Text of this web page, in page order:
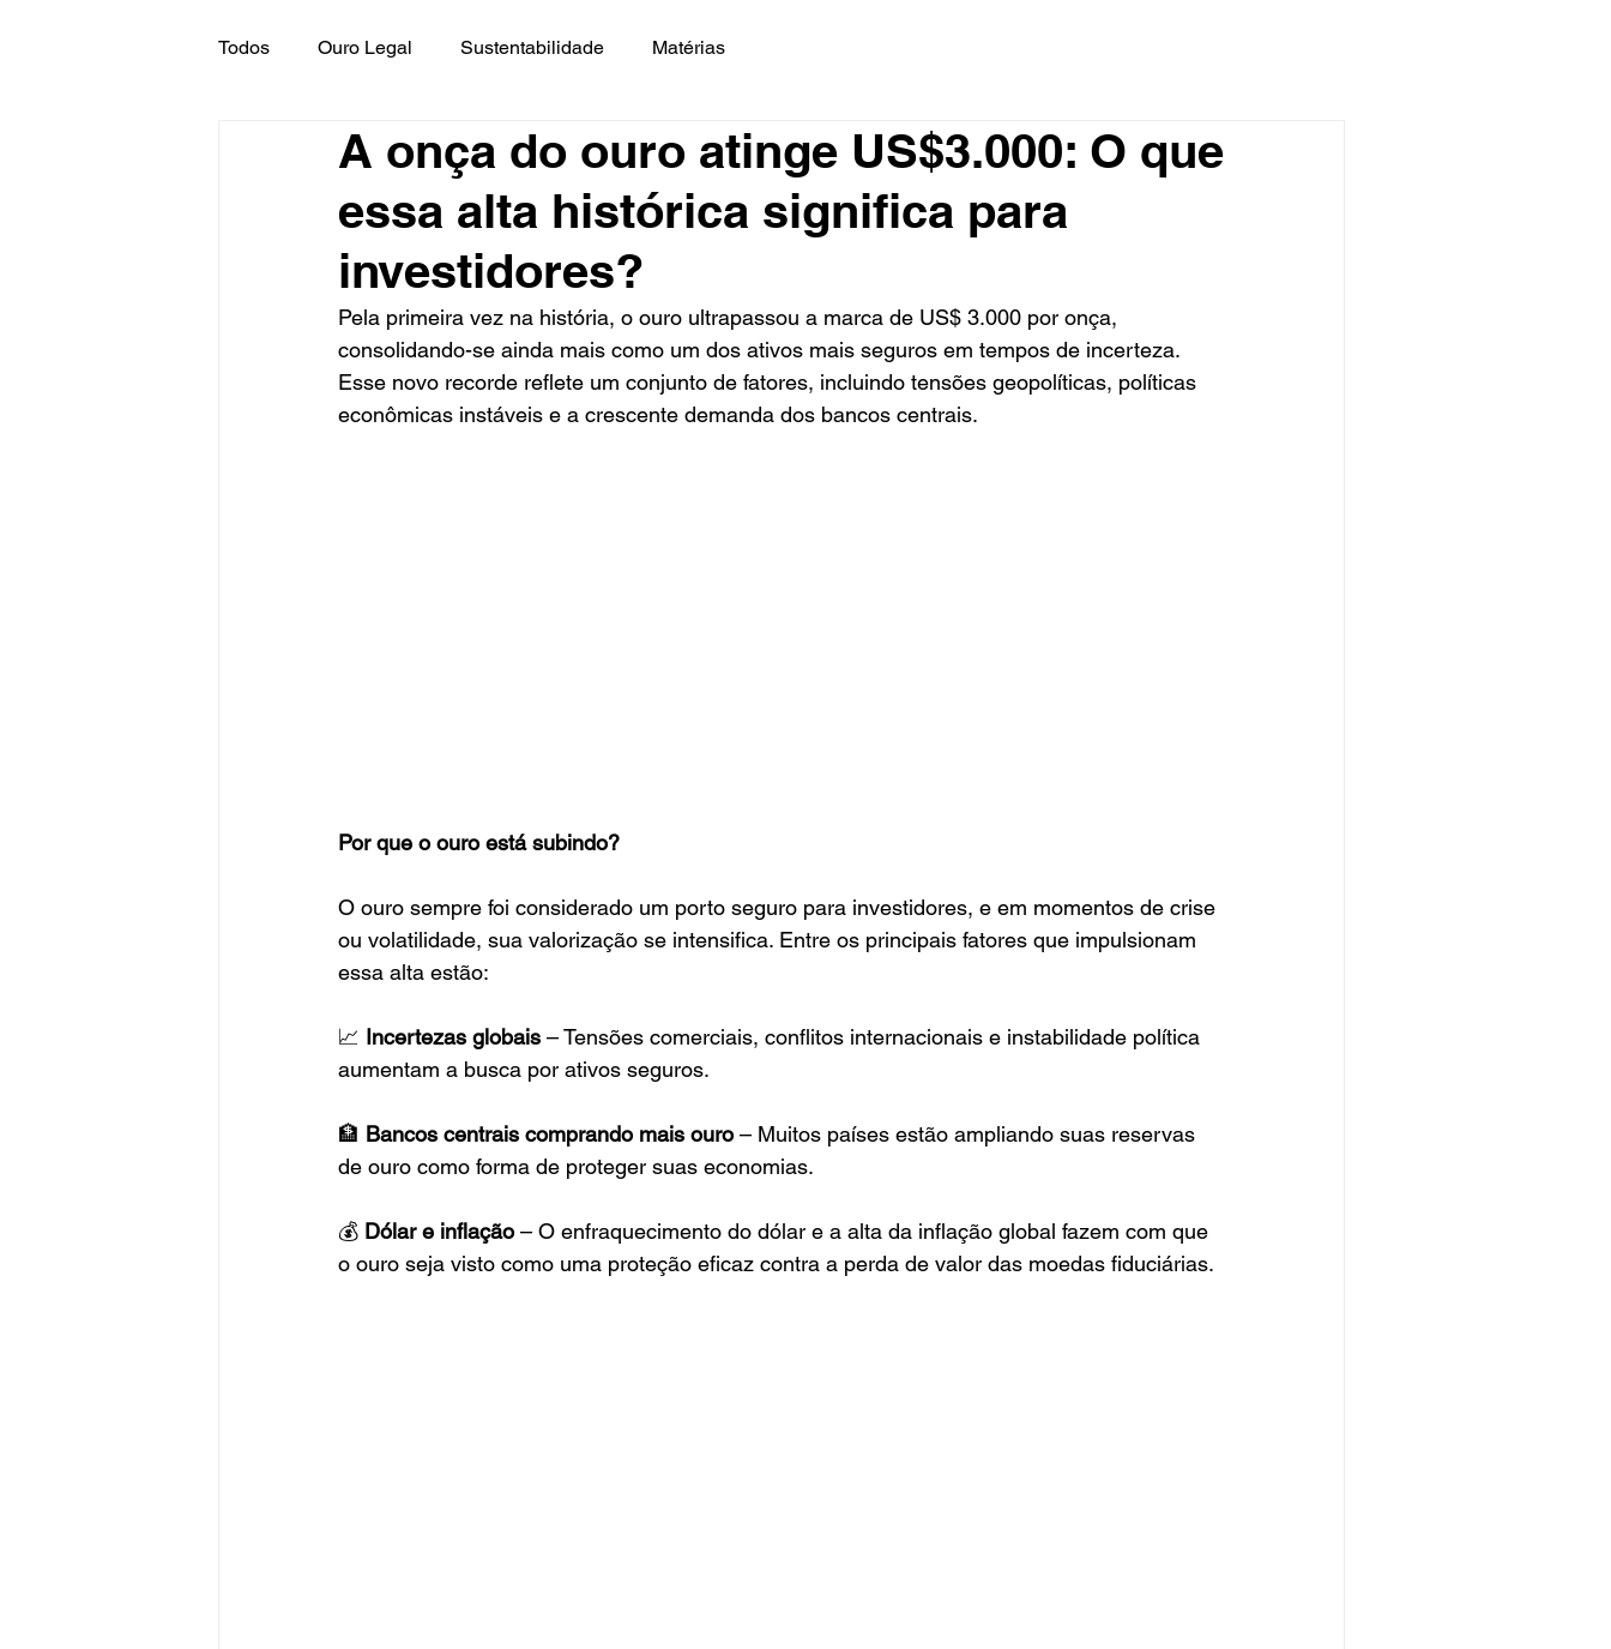
Todos Ouro Legal Sustentabilidade Matérias
A onça do ouro atinge US$3.000: O que
essa alta histórica significa para
investidores?
Pela primeira vez na história, o ouro ultrapassou a marca de US$ 3.000 por onça,
consolidando-se ainda mais como um dos ativos mais seguros em tempos de incerteza.
Esse novo recorde reflete um conjunto de fatores, incluindo tensões geopolíticas, políticas
econômicas instáveis e a crescente demanda dos bancos centrais.
Por que o ouro está subindo?
O ouro sempre foi considerado um porto seguro para investidores, e em momentos de crise
ou volatilidade, sua valorização se intensifica. Entre os principais fatores que impulsionam
essa alta estão:
📈 Incertezas globais – Tensões comerciais, conflitos internacionais e instabilidade política
aumentam a busca por ativos seguros.
🏦 Bancos centrais comprando mais ouro – Muitos países estão ampliando suas reservas
de ouro como forma de proteger suas economias.
💰 Dólar e inflação – O enfraquecimento do dólar e a alta da inflação global fazem com que
o ouro seja visto como uma proteção eficaz contra a perda de valor das moedas fiduciárias.